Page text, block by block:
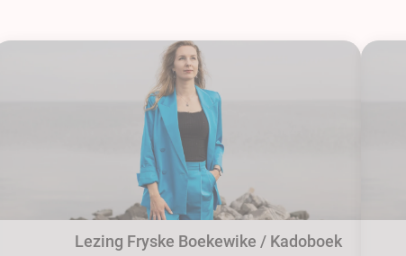
Lezing Fryske Boekewike / Kadoboek